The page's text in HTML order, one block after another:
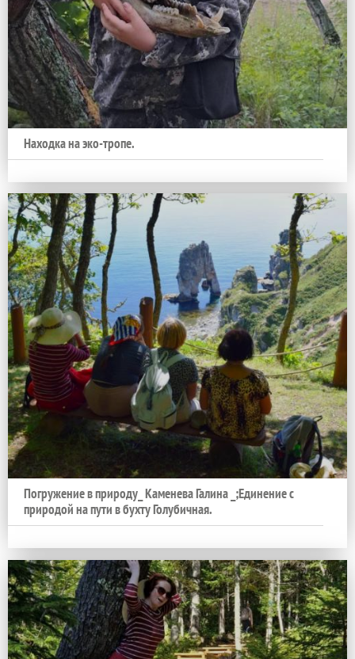
Находка на эко-тропе.
Погружение в природу_ Каменева Галина _;Единение с
природой на пути в бухту Голубичная.